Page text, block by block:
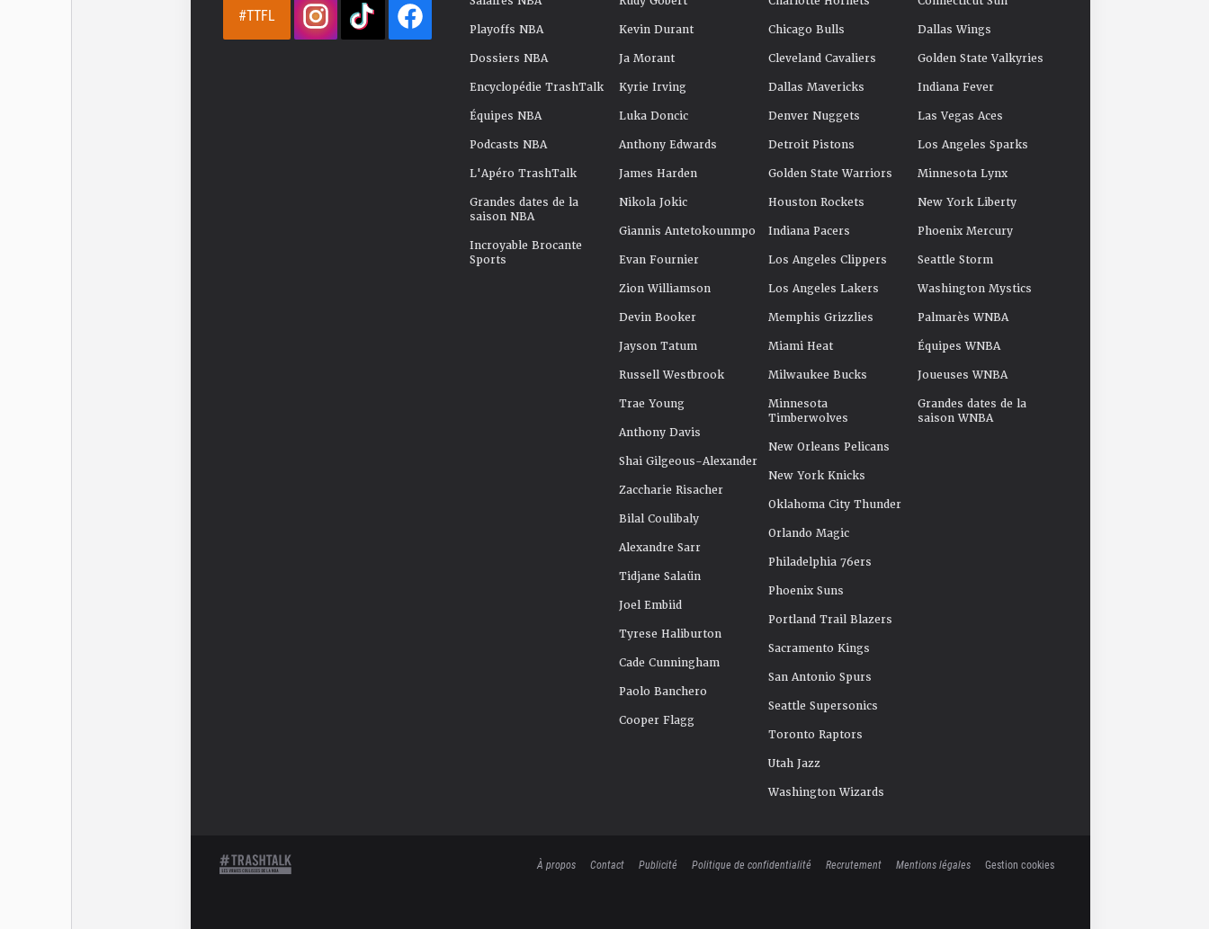
#TTFL
Playoffs NBA
Dossiers NBA
Encyclopédie TrashTalk
Équipes NBA
Podcasts NBA
L'Apéro TrashTalk
Grandes dates de la
saison NBA
Incroyable Brocante
Sports
Kevin Durant
Ja Morant
Kyrie Irving
Luka Doncic
Anthony Edwards
James Harden
Nikola Jokic
Giannis Antetokounmpo
Evan Fournier
Zion Williamson
Devin Booker
Jayson Tatum
Russell Westbrook
Trae Young
Anthony Davis
Shai Gilgeous-Alexander
Zaccharie Risacher
Bilal Coulibaly
Alexandre Sarr
Tidjane Salaün
Joel Embiid
Tyrese Haliburton
Cade Cunningham
Paolo Banchero
Cooper Flagg
Chicago Bulls
Cleveland Cavaliers
Dallas Mavericks
Denver Nuggets
Detroit Pistons
Golden State Warriors
Houston Rockets
Indiana Pacers
Los Angeles Clippers
Los Angeles Lakers
Memphis Grizzlies
Miami Heat
Milwaukee Bucks
Minnesota
Timberwolves
New Orleans Pelicans
New York Knicks
Oklahoma City Thunder
Orlando Magic
Philadelphia 76ers
Phoenix Suns
Portland Trail Blazers
Sacramento Kings
San Antonio Spurs
Seattle Supersonics
Toronto Raptors
Utah Jazz
Washington Wizards
Dallas Wings
Golden State Valkyries
Indiana Fever
Las Vegas Aces
Los Angeles Sparks
Minnesota Lynx
New York Liberty
Phoenix Mercury
Seattle Storm
Washington Mystics
Palmarès WNBA
Équipes WNBA
Joueuses WNBA
Grandes dates de la
saison WNBA
À propos Contact Publicité Politique de confidentialité Recrutement Mentions légales Gestion cookies